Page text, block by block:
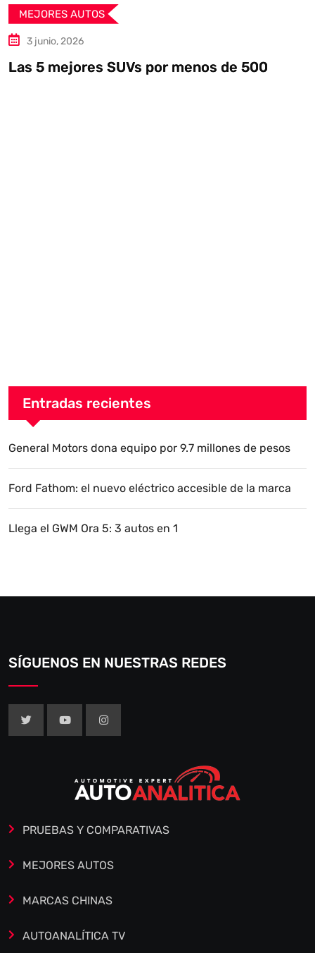
de 500 Auto Union Lucca: un
Entradas recientes
General Motors dona equipo por 9.7 millones de pesos
Ford Fathom: el nuevo eléctrico accesible de la marca
Llega el GWM Ora 5: 3 autos en 1
SÍGUENOS EN NUESTRAS REDES
PRUEBAS Y COMPARATIVAS
MEJORES AUTOS
MARCAS CHINAS
AUTOANALÍTICA TV